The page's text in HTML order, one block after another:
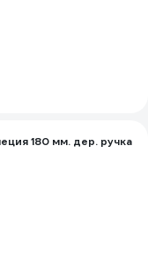
180 мм. дер. ручка